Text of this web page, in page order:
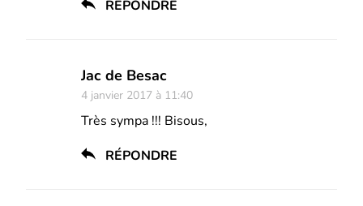
RÉPONDRE
Jac de Besac
4 janvier 2017 à 11:40
Très sympa !!! Bisous,
RÉPONDRE